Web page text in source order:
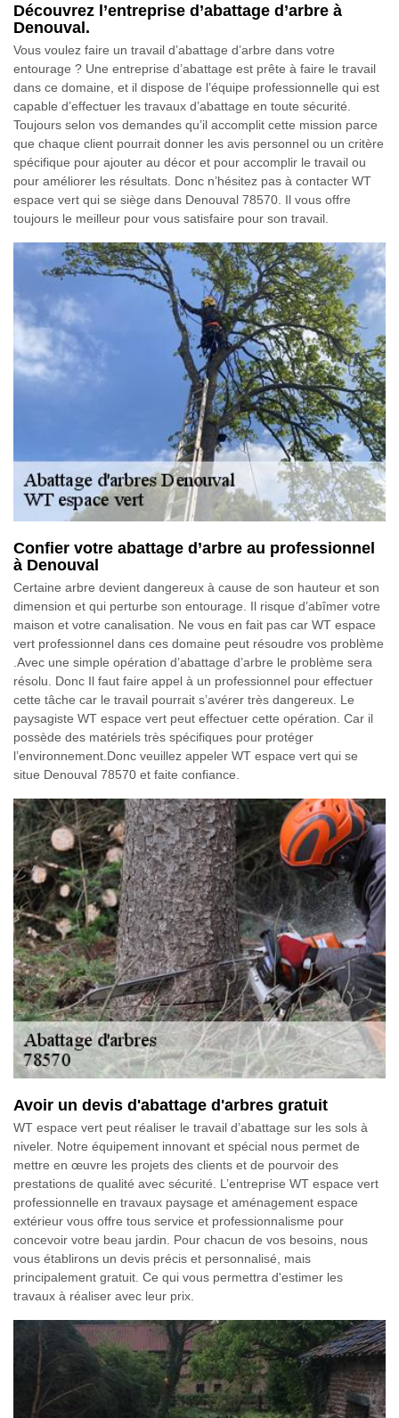
Découvrez l’entreprise d’abattage d’arbre à
Denouval.
Vous voulez faire un travail d’abattage d’arbre dans votre
entourage ? Une entreprise d’abattage est prête à faire le travail
dans ce domaine, et il dispose de l’équipe professionnelle qui est
capable d’effectuer les travaux d’abattage en toute sécurité.
Toujours selon vos demandes qu’il accomplit cette mission parce
que chaque client pourrait donner les avis personnel ou un critère
spécifique pour ajouter au décor et pour accomplir le travail ou
pour améliorer les résultats. Donc n’hésitez pas à contacter WT
espace vert qui se siège dans Denouval 78570. Il vous offre
toujours le meilleur pour vous satisfaire pour son travail.
Confier votre abattage d’arbre au professionnel
à Denouval
Certaine arbre devient dangereux à cause de son hauteur et son
dimension et qui perturbe son entourage. Il risque d’abîmer votre
maison et votre canalisation. Ne vous en fait pas car WT espace
vert professionnel dans ces domaine peut résoudre vos problème
.Avec une simple opération d’abattage d’arbre le problème sera
résolu. Donc Il faut faire appel à un professionnel pour effectuer
cette tâche car le travail pourrait s’avérer très dangereux. Le
paysagiste WT espace vert peut effectuer cette opération. Car il
possède des matériels très spécifiques pour protéger
l’environnement.Donc veuillez appeler WT espace vert qui se
situe Denouval 78570 et faite confiance.
Avoir un devis d'abattage d'arbres gratuit
WT espace vert peut réaliser le travail d’abattage sur les sols à
niveler. Notre équipement innovant et spécial nous permet de
mettre en œuvre les projets des clients et de pourvoir des
prestations de qualité avec sécurité. L’entreprise WT espace vert
professionnelle en travaux paysage et aménagement espace
extérieur vous offre tous service et professionnalisme pour
concevoir votre beau jardin. Pour chacun de vos besoins, nous
vous établirons un devis précis et personnalisé, mais
principalement gratuit. Ce qui vous permettra d'estimer les
travaux à réaliser avec leur prix.